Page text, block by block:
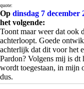
quote:
Op dinsdag 7 december
het volgende:
Toont maar weer dat ook
achterloopt. Goede
achterlijk dat dit voor het
Pardon? Volgens mij is
wordt toegestaan, in mijn
dus.